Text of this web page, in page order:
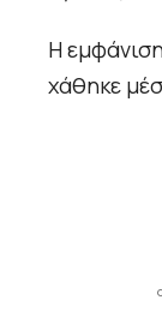
Η
χάθηκε